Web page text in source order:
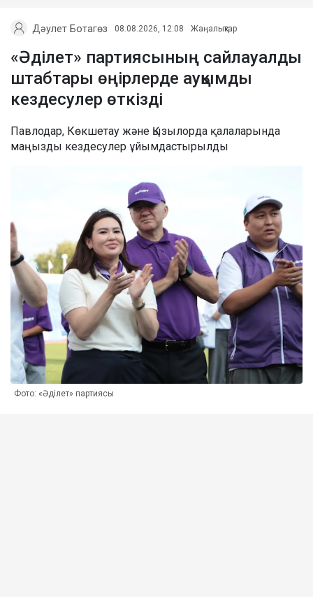
Дәулет Ботагөз 08.08.2026, 12:08 Жаңалықтар
«Әділет» партиясының сайлауалды
штабтары өңірлерде ауқымды
кездесулер өткізді
Павлодар, Көкшетау және Қызылорда қалаларында
маңызды кездесулер ұйымдастырылды
Фото: «Әділет» партиясы